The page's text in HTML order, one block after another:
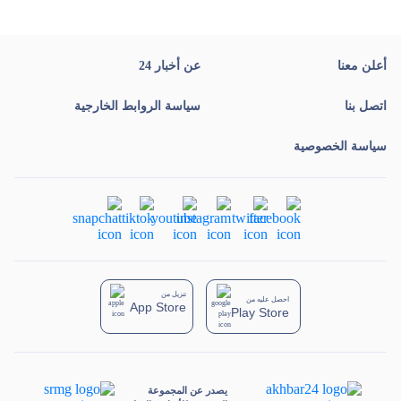
يصدر عن المجموعة
أعلن معنا عن أخبار 24
اتصل بنا سياسة الروابط الخارجية
سياسة الخصوصية
تنزيل من
App Store
احصل عليه من
Play Store